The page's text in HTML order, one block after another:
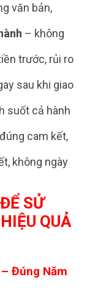
văn bản,
– không
trước, rủi ro
sau khi giao
suốt cả hành
cam kết,
không ngày
SỬ
QUẢ
Đúng Năm